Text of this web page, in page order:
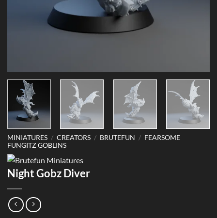
MINIATURES / CREATORS / BRUTEFUN / FEARSOME
FUNGITZ GOBLINS
Night Gobz Diver